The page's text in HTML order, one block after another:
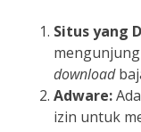
Situs yang
download
Adware:
izin untuk